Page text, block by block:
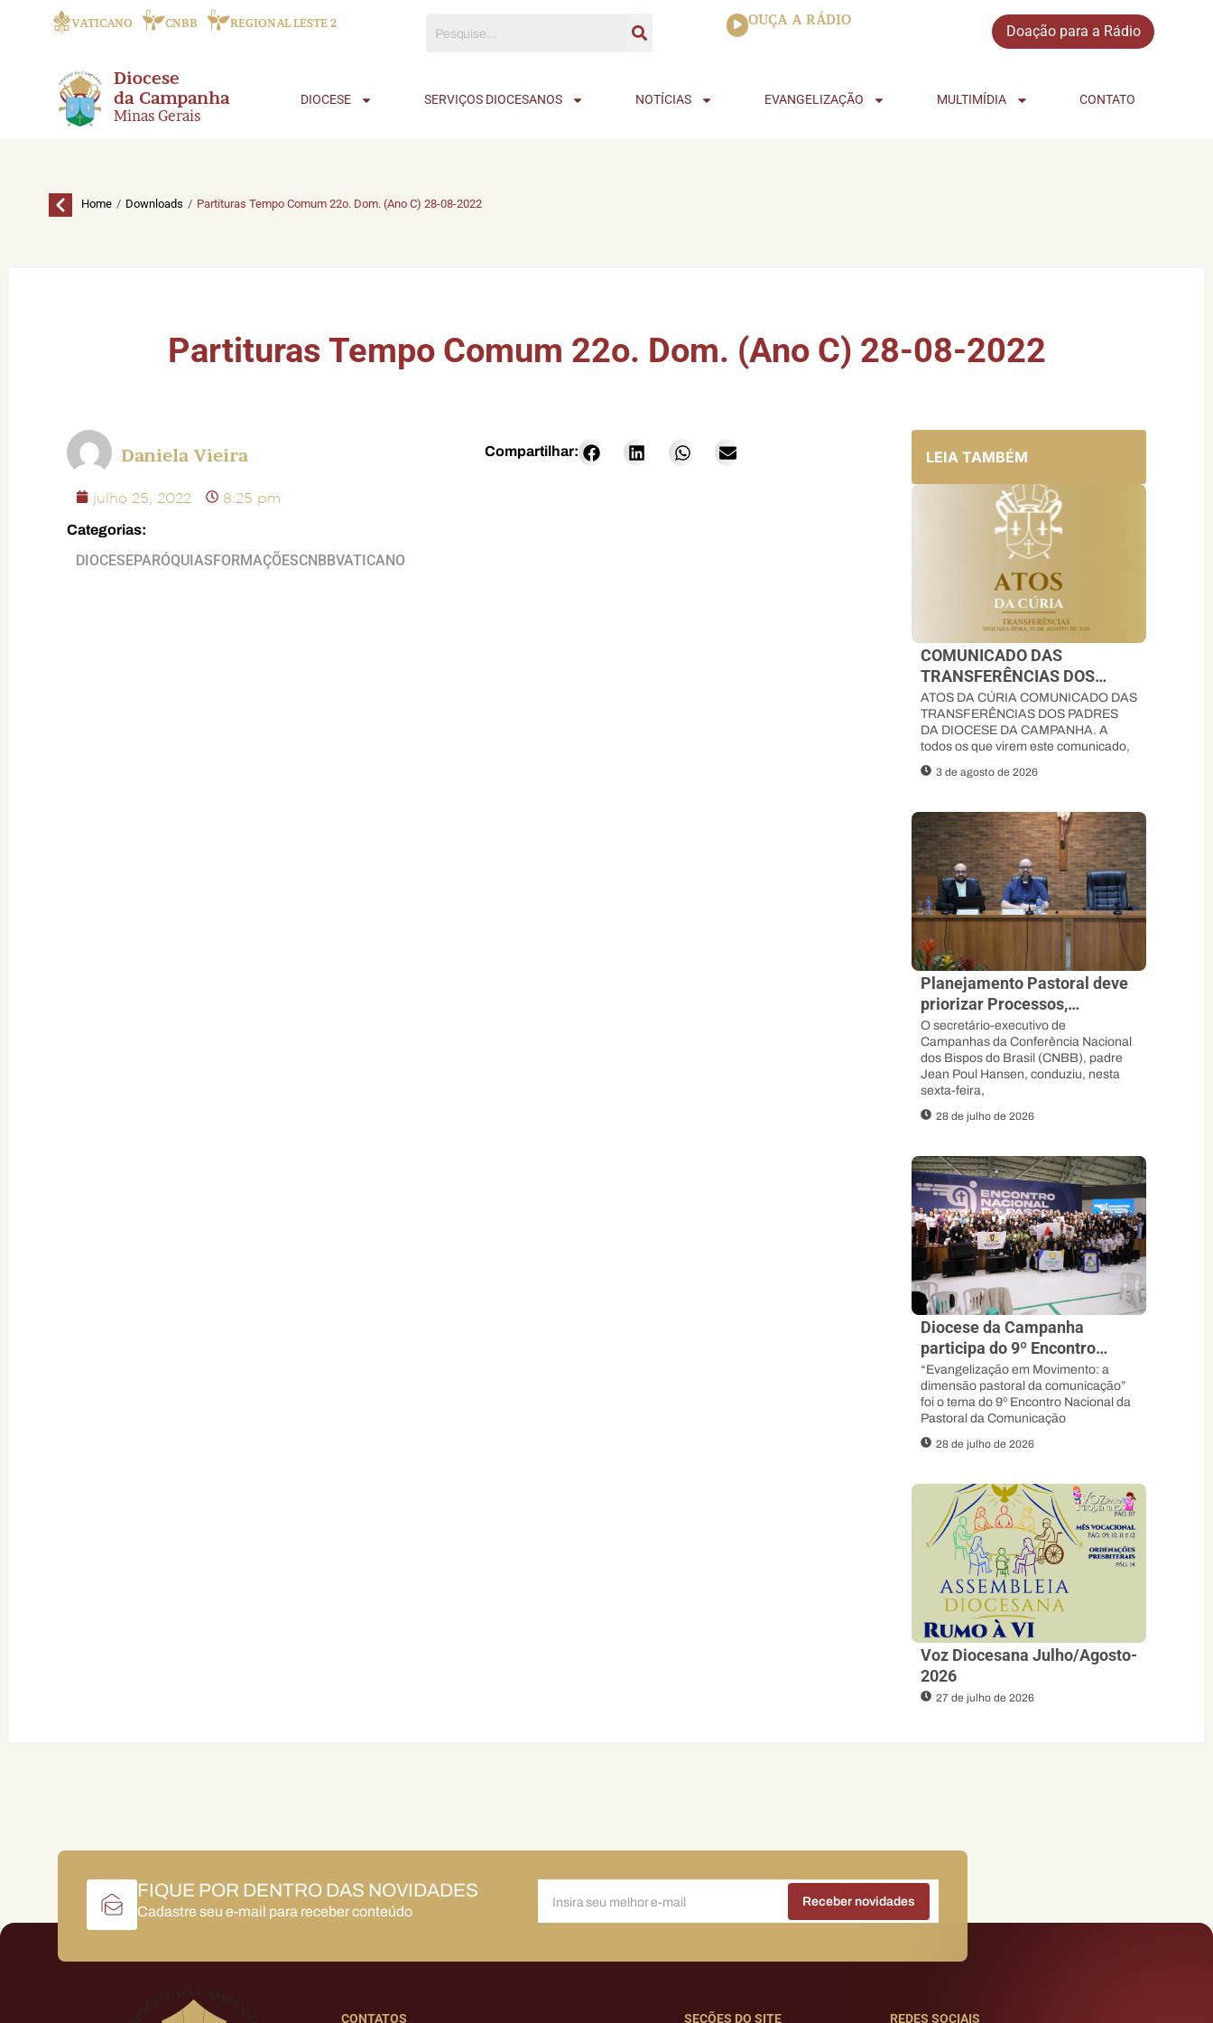
VATICANO CNBB REGIONAL LESTE 2
Tocador
de
OUÇA A RÁDIO
Doação para a Rádio
Diocese
da Campanha
Minas Gerais
DIOCESE SERVIÇOS DIOCESANOS NOTÍCIAS EVANGELIZAÇÃO MULTIMÍDIA CONTATO
Home / Downloads / Partituras Tempo Comum 22o. Dom. (Ano C) 28-08-2022
Partituras Tempo Comum 22o. Dom. (Ano C) 28-08-2022
Daniela Vieira Compartilhar:
julho 25, 2022 8:25 pm
Categorias:
DIOCESEPARÓQUIASFORMAÇÕESCNBBVATICANO
LEIA TAMBÉM
COMUNICADO DAS
TRANSFERÊNCIAS DOS
PADRES DA DIOCESE DA
CAMPANHA
ATOS DA CÚRIA COMUNICADO DAS
TRANSFERÊNCIAS DOS PADRES
DA DIOCESE DA CAMPANHA. A
todos os que virem este comunicado,
3 de agosto de 2026
Planejamento Pastoral deve
priorizar Processos,
Sinodalidade e abertura ao
Espírito, orienta padre Jean
Poul
O secretário-executivo de
Campanhas da Conferência Nacional
dos Bispos do Brasil (CNBB), padre
Jean Poul Hansen, conduziu, nesta
sexta-feira,
28 de julho de 2026
Diocese da Campanha
participa do 9º Encontro
Nacional da Pascom e
Fortalece sua Missão
Evangelizadora
“Evangelização em Movimento: a
dimensão pastoral da comunicação”
foi o tema do 9º Encontro Nacional da
Pastoral da Comunicação
28 de julho de 2026
Voz Diocesana Julho/Agosto-
2026
27 de julho de 2026
FIQUE POR DENTRO DAS NOVIDADES
Cadastre seu e-mail para receber conteúdo
CONTATOS SEÇÕES DO SITE REDES SOCIAIS